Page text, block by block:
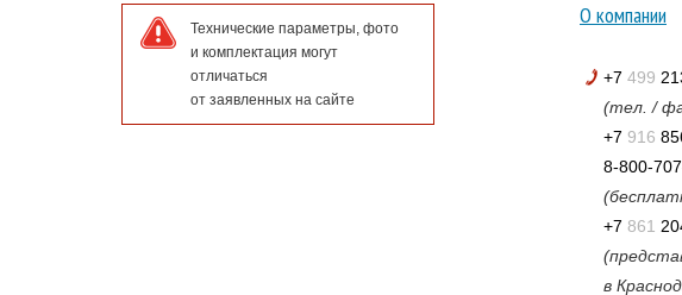
Технические параметры, фото
и комплектация могут
отличаться
от заявленных на сайте
О компании
+7 499
(тел. /
+7 916
8-800-
+7 861
в